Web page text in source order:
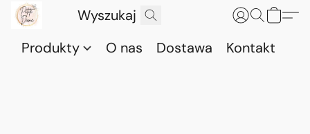
Produkty O nas Dostawa Kontakt